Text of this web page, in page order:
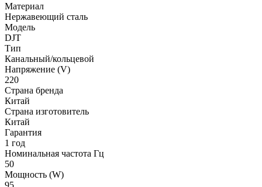
Материал
Нержавеющий сталь
Модель
DJT
Тип
Канальный/кольцевой
Напряжение (V)
220
Страна бренда
Китай
Страна изготовитель
Китай
Гарантия
1 год
Номинальная частота Гц
50
Мощность (W)
95